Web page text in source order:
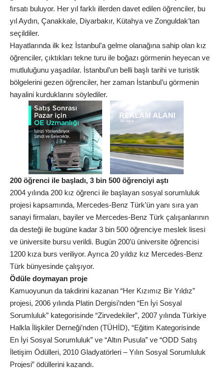
fırsatı buluyor. Her yıl farklı illerden davet edilen öğrenciler, bu
yıl Aydın, Çanakkale, Diyarbakır, Kütahya ve Zonguldak’tan
seçildiler.
Hayatlarında ilk kez İstanbul’a gelme olanağına sahip olan kız
öğrenciler, çıktıkları tekne turu ile boğazı görmenin heyecan ve
mutluluğunu yaşadılar. İstanbul’un belli başlı tarihi ve turistik
bölgelerini gezen öğrenciler, her zaman İstanbul’u görmenin
hayalini kurduklarını söylediler.
200 öğrenci ile başladı, 3 bin 500 öğrenciyi aştı
2004 yılında 200 kız öğrenci ile başlayan sosyal sorumluluk
projesi kapsamında, Mercedes-Benz Türk’ün yanı sıra yan
sanayi firmaları, bayiler ve Mercedes-Benz Türk çalışanlarının
da desteği ile bugüne kadar 3 bin 500 öğrenciye meslek lisesi
ve üniversite bursu verildi. Bugün 200’ü üniversite öğrencisi
1200 kıza burs veriliyor. Ayrıca 20 yıldız kız Mercedes-Benz
Türk bünyesinde çalışıyor.
Ödüle doymayan proje
Kamuoyunun da takdirini kazanan “Her Kızımız Bir Yıldız”
projesi, 2006 yılında Platin Dergisi’nden “En İyi Sosyal
Sorumluluk” kategorisinde “Zirvedekiler”, 2007 yılında Türkiye
Halkla İlişkiler Derneği’nden (TÜHİD), “Eğitim Kategorisinde
En İyi Sosyal Sorumluluk” ve “Altın Pusula” ve “ODD Satış
İletişim Ödülleri, 2010 Gladyatörleri – Yılın Sosyal Sorumluluk
Projesi” ödüllerini kazandı.